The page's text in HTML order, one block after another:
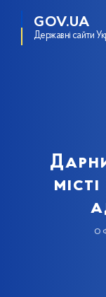
GOV.UA
Державні сайти